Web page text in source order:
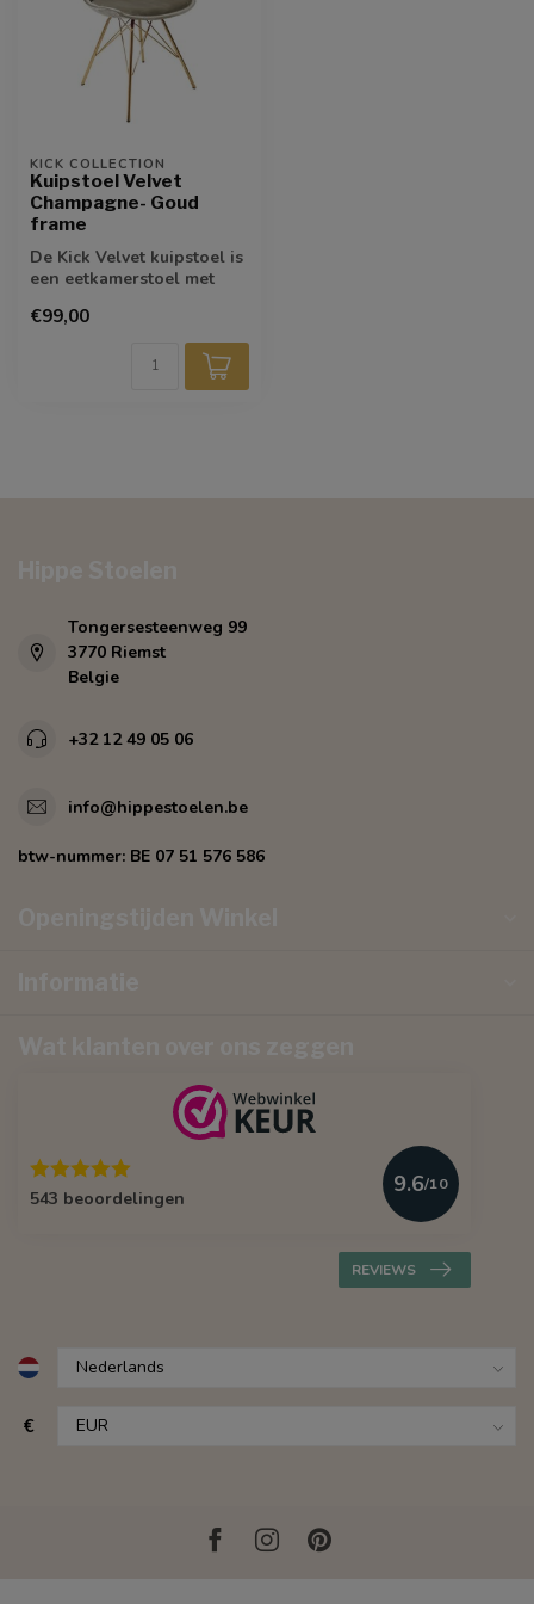
KICK COLLECTION
Kuipstoel Velvet
Champagne- Goud
frame
De Kick Velvet kuipstoel is
een eetkamerstoel met
straalt ...
€99,00
Tongersesteenweg 99
3770 Riemst
Belgie
+32 12 49 05 06
info@hippestoelen.be
btw-nummer: BE 07 51 576 586
543 beoordelingen
9.6/10
REVIEWS
€